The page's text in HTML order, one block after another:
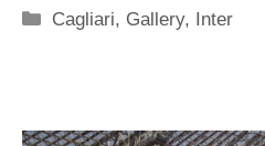
Categorie
Cagliari, Gallery, Inter